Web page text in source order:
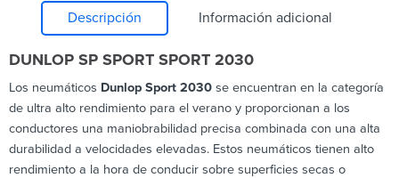
Descripción Información adicional
DUNLOP SP SPORT SPORT 2030
Los neumáticos Dunlop Sport 2030 se encuentran en la categoría
de ultra alto rendimiento para el verano y proporcionan a los
conductores una maniobrabilidad precisa combinada con una alta
durabilidad a velocidades elevadas. Estos neumáticos tienen alto
rendimiento a la hora de conducir sobre superficies secas o